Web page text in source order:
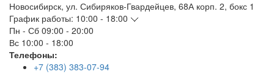
Новосибирск, ул. Сибиряков-Гвардейцев, 68А корп. 2, бокс 1
График работы: 10:00 - 18:00
Пн - Сб 09:00 - 20:00
Вс 10:00 - 18:00
Телефоны:
+7 (383) 383-07-94